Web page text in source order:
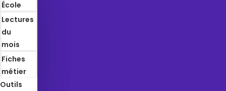
École
Lectures
du
mois
Fiches
métier
Outils